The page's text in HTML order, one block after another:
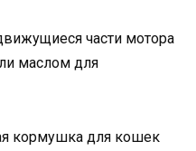
части мотора
маслом для
кормушка для кошек